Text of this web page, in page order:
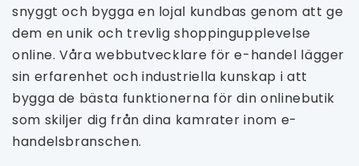
snyggt och bygga en lojal kundbas genom att ge
dem en unik och trevlig shoppingupplevelse
online. Våra webbutvecklare för e-handel lägger
sin erfarenhet och industriella kunskap i att
bygga de bästa funktionerna för din onlinebutik
som skiljer dig från dina kamrater inom e-
handelsbranschen.